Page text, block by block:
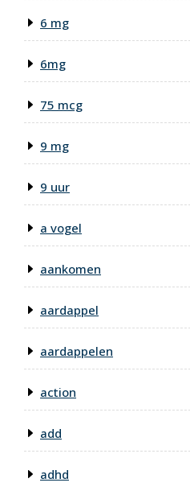
6 mg
6mg
75 mcg
9 mg
9 uur
a vogel
aankomen
aardappel
aardappelen
action
add
adhd